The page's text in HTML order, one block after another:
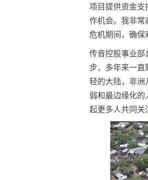
项目提供资金
作机会。我非
危机期间，确保
传音控股事业部
步，多年来一
轻的大陆，非
弱和最边缘化
起更多人共同关